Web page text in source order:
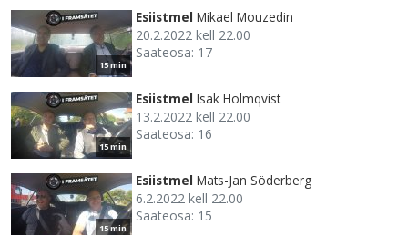
15 min
Esiistmel Mikael Mouzedin
20.2.2022 kell 22.00
Saateosa: 17
15 min
Esiistmel Isak Holmqvist
13.2.2022 kell 22.00
Saateosa: 16
15 min
Esiistmel Mats-Jan Söderberg
6.2.2022 kell 22.00
Saateosa: 15